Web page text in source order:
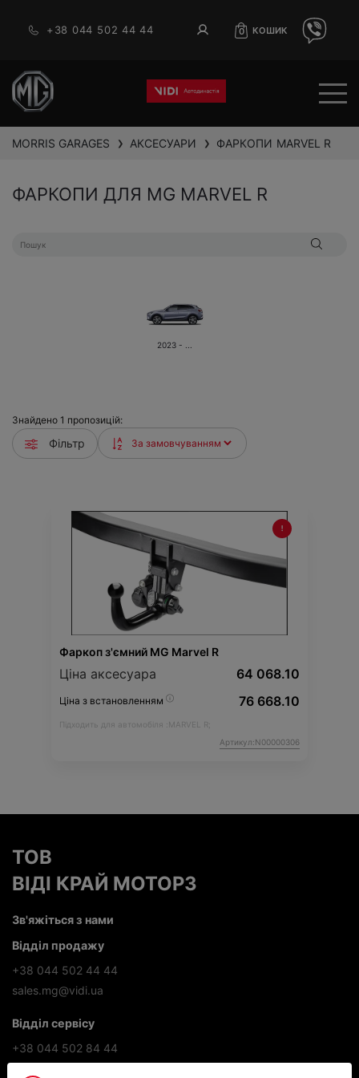
+38 044 502 44 44 0 КОШИК
MORRIS GARAGES ❯ АКСЕСУАРИ ❯ ФАРКОПИ MARVEL R
ФАРКОПИ ДЛЯ MG MARVEL R
2023 - ...
Знайдено 1 пропозицій:
Фільтр
Фаркоп з'ємний MG Marvel R
Ціна аксесуара 64 068.10
Ціна з встановленням 76 668.10
Підходить для автомобіля :MARVEL R;
Артикул:N00000306
ТОВ
ВІДІ КРАЙ МОТОРЗ
Зв'яжіться з нами
Відділ продажу
+38 044 502 44 44
sales.mg@vidi.ua
Відділ сервісу
+38 044 502 84 44